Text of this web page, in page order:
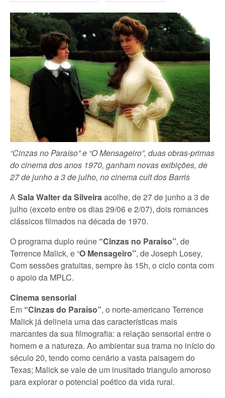
“Cinzas no Paraíso” e “O Mensageiro”, duas obras-primas
do cinema dos anos 1970, ganham novas exibições, de
27 de junho a 3 de julho, no cinema cult dos Barris
ASala Walter da Silveiraacolhe, de 27 de junho a 3 de
julho (exceto entre os dias 29/06 e 2/07), dois romances
clássicos filmados na década de 1970.
O programa duplo reúne “Cinzas no Paraíso”, de
Terrence Malick, e “O Mensageiro”, de Joseph Losey,
Com sessões gratuitas, sempre às 15h, o ciclo conta com
o apoio da MPLC.
Cinema sensorial
Em “Cinzas do Paraíso”, o norte-americano Terrence
Malick já delineia uma das características mais
marcantes da sua filmografia: a relação sensorial entre o
homem e a natureza. Ao ambientar sua trama no início do
século 20, tendo como cenário a vasta paisagem do
Texas; Malick se vale de um inusitado triangulo amoroso
para explorar o potencial poético da vida rural.